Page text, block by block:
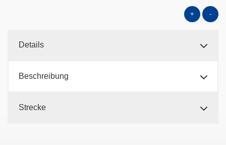
+ -
Details
Beschreibung
Strecke